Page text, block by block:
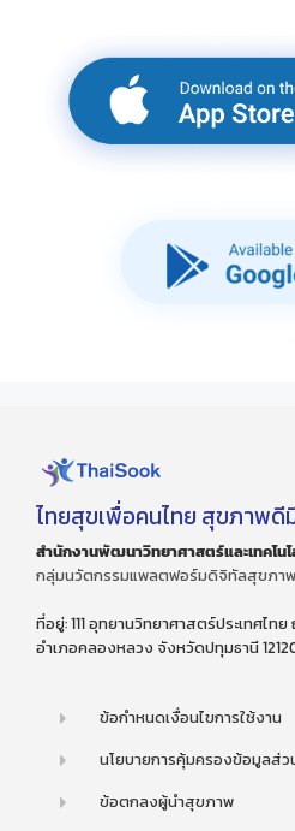
ไทยสุขเพื่อคนไทย สุขภาพดี
สำนักงานพัฒนาวิทยาศาสตร์และเทคโน
กลุ่มนวัตกรรมแพลตฟอร์มดิจิทัลสุขภา
ที่อยู่: 111 อุทยานวิทยาศาสตร์ประเทศไ
อำเภอคลองหลวง จังหวัดปทุมธานี
ข้อกำหนดเงื่อนไขการใช้งาน
นโยบายการคุ้มครองข้อมูลส่
ข้อตกลงผู้นำสุขภาพ